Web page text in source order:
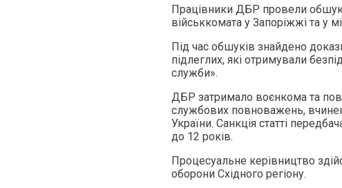
Працівники ДБР провели
військкомата у Запоріжжі та у
Під час обшуків знайдено
підлеглих, які отримували
служби».
ДБР затримало воєнкома та
службових повноважень,
України. Санкція статті
до 12 років.
Процесуальне керівництво
оборони Східного регіону.